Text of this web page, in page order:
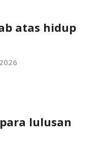
atas hidup
lulusan